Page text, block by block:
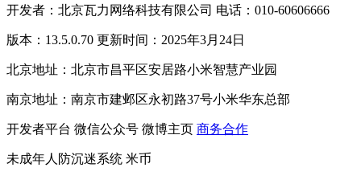
开发者：北京瓦力网络科技有限公司 电话：010-60606666
版本：13.5.0.70 更新时间：2025年3月24日
北京地址：北京市昌平区安居路小米智慧产业园
南京地址：南京市建邺区永初路37号小米华东总部
开发者平台 微信公众号 微博主页 商务合作
未成年人防沉迷系统 米币